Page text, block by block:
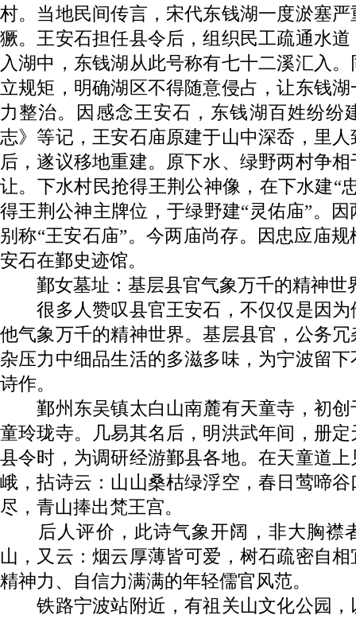
村。当地民间传言，宋代东钱湖一度淤塞
獗。王安石担任县令后，组织民工疏通水
入湖中，东钱湖从此号称有七十二溪汇入
立规矩，明确湖区不得随意侵占，让东钱
力整治。因感念王安石，东钱湖百姓纷纷
志》等记，王安石庙原建于山中深岙，里
后，遂议移地重建。原下水、绿野两村争
让。下水村民抢得王荆公神像，在下水建“
得王荆公神主牌位，于绿野建“灵佑庙”。
别称“王安石庙”。今两庙尚存。因忠应庙
安石在鄞史迹馆。
鄞女墓址：基层县官气象万千的精神世
很多人赞叹县官王安石，不仅仅是因为
他气象万千的精神世界。基层县官，公务
杂压力中细品生活的多滋多味，为宁波留
诗作。
鄞州东吴镇太白山南麓有天童寺，初创
童玲珑寺。几易其名后，明洪武年间，册
县令时，为调研经游鄞县各地。在天童道
峨，拈诗云：山山桑枯绿浮空，春日莺啼
尽，青山捧出梵王宫。
后人评价，此诗气象开阔，非大胸襟
山，又云：烟云厚薄皆可爱，树石疏密自
精神力、自信力满满的年轻儒官风范。
铁路宁波站附近，有祖关山文化公园，